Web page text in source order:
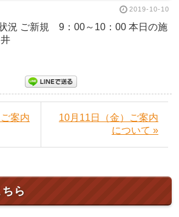
2019-10-10
況 ご新規 9：00～10：00 本日の施
案内
10月11日（金）ご案内
について »
ら